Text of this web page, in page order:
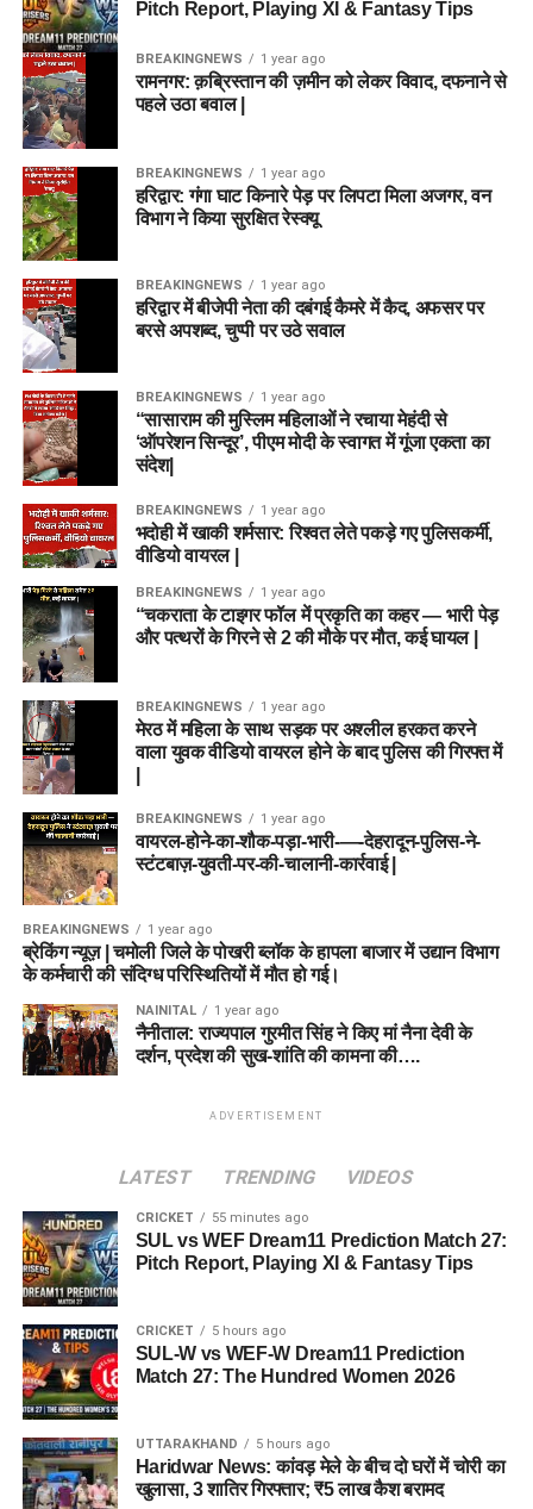
Pitch Report, Playing XI & Fantasy Tips
BREAKINGNEWS 1 year ago
रामनगर: क़ब्रिस्तान की ज़मीन को लेकर विवाद, दफनाने से
पहले उठा बवाल |
BREAKINGNEWS 1 year ago
हरिद्वार: गंगा घाट किनारे पेड़ पर लिपटा मिला अजगर, वन
विभाग ने किया सुरक्षित रेस्क्यू
BREAKINGNEWS 1 year ago
हरिद्वार में बीजेपी नेता की दबंगई कैमरे में कैद, अफसर पर
बरसे अपशब्द, चुप्पी पर उठे सवाल
BREAKINGNEWS 1 year ago
“सासाराम की मुस्लिम महिलाओं ने रचाया मेहंदी से
‘ऑपरेशन सिन्दूर’, पीएम मोदी के स्वागत में गूंजा एकता का
संदेश|
BREAKINGNEWS 1 year ago
भदोही में खाकी शर्मसार: रिश्वत लेते पकड़े गए पुलिसकर्मी,
वीडियो वायरल |
BREAKINGNEWS 1 year ago
“चकराता के टाइगर फॉल में प्रकृति का कहर — भारी पेड़
और पत्थरों के गिरने से 2 की मौके पर मौत, कई घायल |
BREAKINGNEWS 1 year ago
मेरठ में महिला के साथ सड़क पर अश्लील हरकत करने
वाला युवक वीडियो वायरल होने के बाद पुलिस की गिरफ्त में
BREAKINGNEWS 1 year ago
वायरल-होने-का-शौक-पड़ा-भारी-—-देहरादून-पुलिस-ने-
स्टंटबाज़-युवती-पर-की-चालानी-कार्रवाई |
BREAKINGNEWS 1 year ago
ब्रेकिंग न्यूज़ | चमोली जिले के पोखरी ब्लॉक के हापला बाजार में उद्यान विभाग
के कर्मचारी की संदिग्ध परिस्थितियों में मौत हो गई।
NAINITAL 1 year ago
नैनीताल: राज्यपाल गुरमीत सिंह ने किए मां नैना देवी के
दर्शन, प्रदेश की सुख-शांति की कामना की….
ADVERTISEMENT
LATEST TRENDING VIDEOS
CRICKET 55 minutes ago
SUL vs WEF Dream11 Prediction Match 27:
Pitch Report, Playing XI & Fantasy Tips
CRICKET 5 hours ago
SUL-W vs WEF-W Dream11 Prediction
Match 27: The Hundred Women 2026
UTTARAKHAND 5 hours ago
Haridwar News: कांवड़ मेले के बीच दो घरों में चोरी का
खुलासा, 3 शातिर गिरफ्तार; ₹5 लाख कैश बरामद